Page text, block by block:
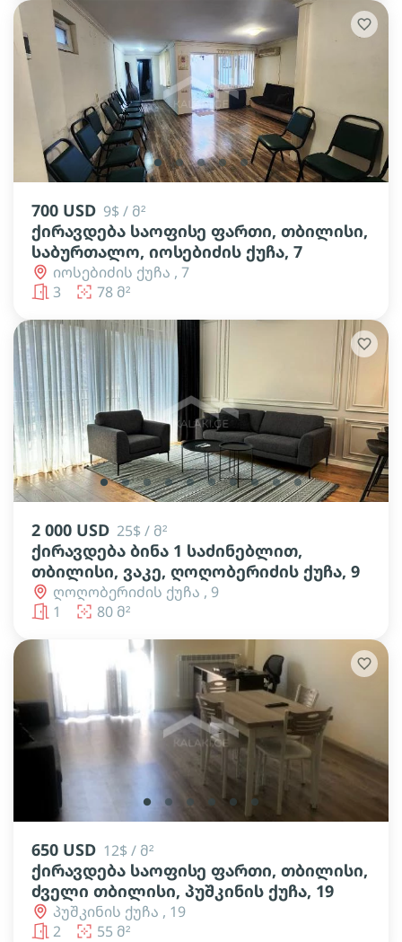
lens lens lens lens lens
700 USD 9$ / მ²
ქირავდება საოფისე ფართი, თბილისი,
საბურთალო, იოსებიძის ქუჩა, 7
იოსებიძის ქუჩა , 7
3
78 მ²
lens lens lens lens lens lens lens lens lens lens
2 000 USD 25$ / მ²
ქირავდება ბინა 1 საძინებლით,
თბილისი, ვაკე, ღოღობერიძის ქუჩა, 9
ღოღობერიძის ქუჩა , 9
1
80 მ²
lens lens lens lens lens
650 USD 12$ / მ²
ქირავდება საოფისე ფართი, თბილისი,
ძველი თბილისი, პუშკინის ქუჩა, 19
პუშკინის ქუჩა , 19
2
55 მ²